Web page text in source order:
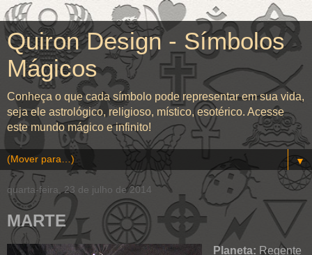
Quiron Design - Símbolos
Mágicos
Conheça o que cada símbolo pode representar em sua vida,
seja ele astrológico, religioso, místico, esotérico. Acesse
este mundo mágico e infinito!
▼
quarta-feira, 23 de julho de 2014
MARTE
Planeta: Regente